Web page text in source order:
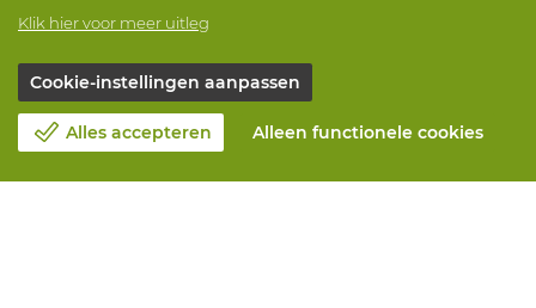
Klik hier voor meer uitleg
Cookie-instellingen aanpassen
Alles accepteren Alleen functionele cookies